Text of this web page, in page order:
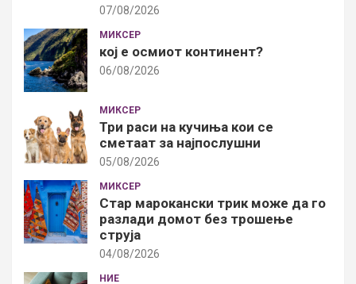
07/08/2026
МИКСЕР
кој е осмиот континент?
06/08/2026
МИКСЕР
Три раси на кучиња кои се
сметаат за најпослушни
05/08/2026
МИКСЕР
Стар марокански трик може да го
разлади домот без трошење
струја
04/08/2026
НИЕ